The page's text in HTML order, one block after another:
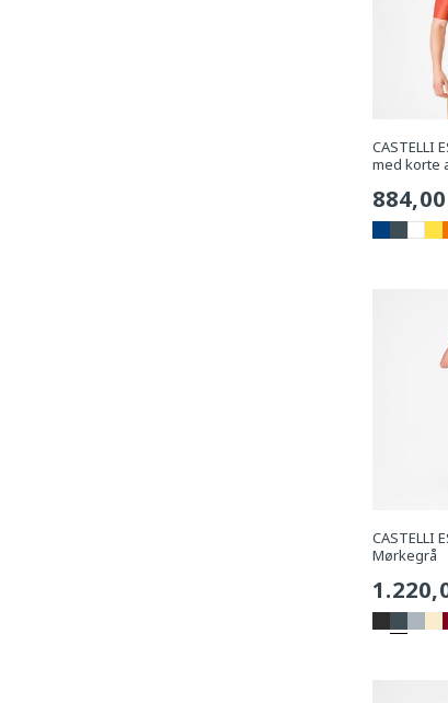
CASTELLI
med korte
pris
CASTELLI
Mørkegrå
pris